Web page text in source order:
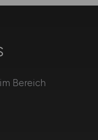
Bereich